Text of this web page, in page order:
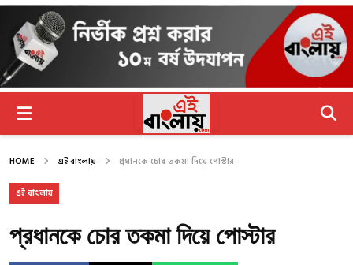
HOME এই বাংলায় প্রধানকে চোর তকমা দিয়ে পোস্টার
এই বাংলায়
প্রধানকে চোর তকমা দিয়ে পোস্টার